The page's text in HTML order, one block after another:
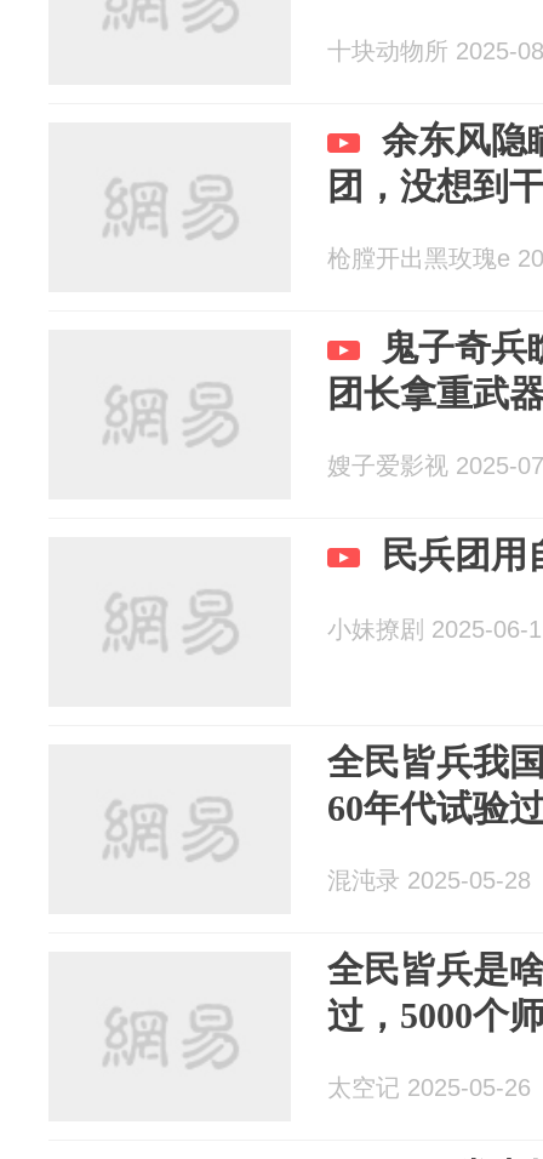
十块动物所 2025-
余东风隐
团，没想到
枪膛开出黑玫瑰e
鬼子奇兵
团长拿重武
嫂子爱影视 2025-
民兵团用
小妹撩剧 2025-06-
全民皆兵我
60年代试验
混沌录 2025-05-28
全民皆兵是
过，5000个
太空记 2025-05-26